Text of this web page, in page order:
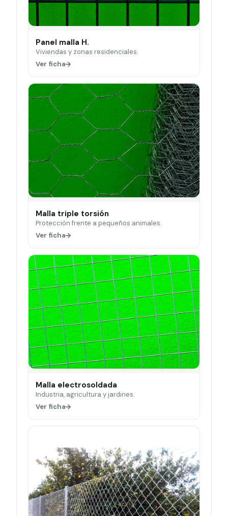
Panel malla H.
Viviendas y zonas residenciales.
Ver ficha
Malla triple torsión
Protección frente a pequeños animales.
Ver ficha
Malla electrosoldada
Industria, agricultura y jardines.
Ver ficha